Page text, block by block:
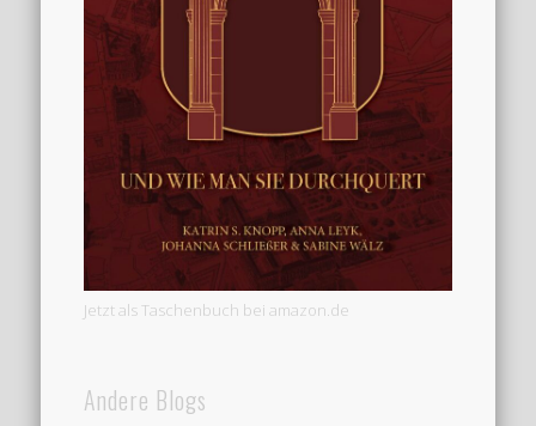
Jetzt als Taschenbuch bei amazon.de
Andere Blogs